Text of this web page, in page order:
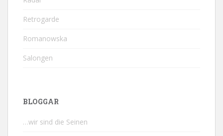
Retrogarde
Romanowska
Salongen
BLOGGAR
…wir sind die Seinen